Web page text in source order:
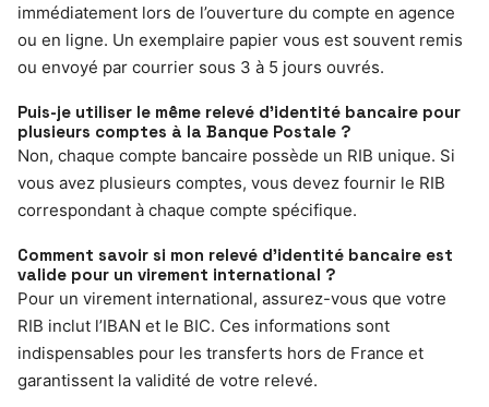
immédiatement lors de l’ouverture du compte en agence
ou en ligne. Un exemplaire papier vous est souvent remis
ou envoyé par courrier sous 3 à 5 jours ouvrés.
Puis-je utiliser le même relevé d’identité bancaire pour
plusieurs comptes à la Banque Postale ?
Non, chaque compte bancaire possède un RIB unique. Si
vous avez plusieurs comptes, vous devez fournir le RIB
correspondant à chaque compte spécifique.
Comment savoir si mon relevé d’identité bancaire est
valide pour un virement international ?
Pour un virement international, assurez-vous que votre
RIB inclut l’IBAN et le BIC. Ces informations sont
indispensables pour les transferts hors de France et
garantissent la validité de votre relevé.